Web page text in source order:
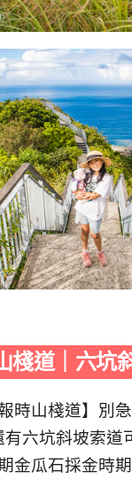
棧道｜六坑
時山棧道】別急
有六坑斜坡索道
金瓜石採金時